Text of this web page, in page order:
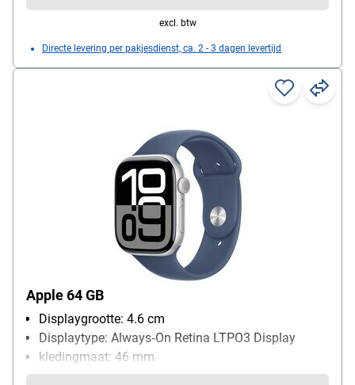
excl. btw
Directe levering per pakjesdienst, ca. 2 - 3 dagen levertijd
Apple 64 GB
Displaygrootte: 4.6 cm
Displaytype: Always‑On Retina LTPO3 Display
kledingmaat: 46 mm
Leveromvang: Sportarmband, magnetische